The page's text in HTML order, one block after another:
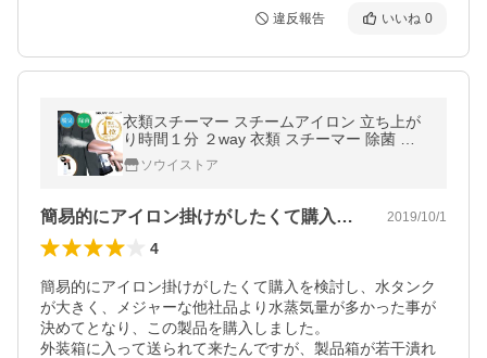
違反報告 いいね 0
衣類スチーマー スチームアイロン 立ち上が
り時間１分 ２way 衣類 スチーマー 除菌 消
臭 ソウイストア
簡易的にアイロン掛けがしたくて購入を検… 2019/10/1
4
簡易的にアイロン掛けがしたくて購入を検討し、水タンク
が大きく、メジャーな他社品より水蒸気量が多かった事が
決めてとなり、この製品を購入しました。
外装箱に入って送られて来たんですが、製品箱が若干潰れ